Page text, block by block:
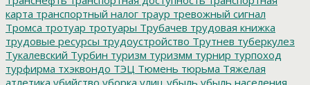
карта транспортный налог траур тревожный сигнал
Тромса тротуар тротуары Трубачев трудовая книжка
трудовые ресурсы трудоустройство Трутнев туберкулез
Тукалевский Турбин туризм туризмм турнир турпоход
турфирма тхэквондо ТЭЦ Тюмень тюрьма Тяжелая
атлетика убийство уборка улиц убыль убыль населения